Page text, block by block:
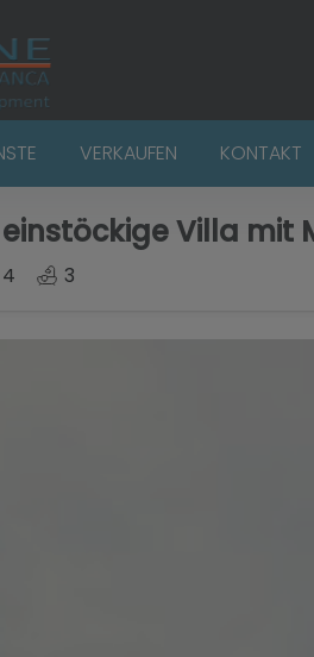
VERKAUFEN KONTAKT
Villa mit
4 3